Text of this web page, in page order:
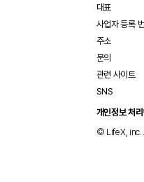
대표
사업자 등록
주소
문의
관련 사이트
SNS
개인정보 처
© LifeX, inc.